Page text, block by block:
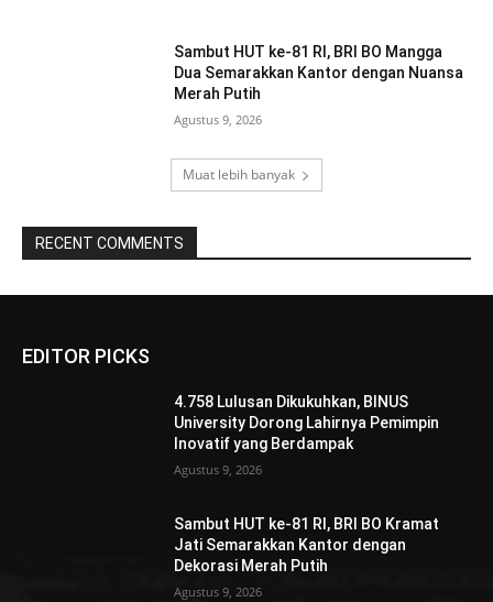
Sambut HUT ke-81 RI, BRI BO Mangga
Dua Semarakkan Kantor dengan Nuansa
Merah Putih
Agustus 9, 2026
Muat lebih banyak
RECENT COMMENTS
EDITOR PICKS
4.758 Lulusan Dikukuhkan, BINUS
University Dorong Lahirnya Pemimpin
Inovatif yang Berdampak
Agustus 9, 2026
Sambut HUT ke-81 RI, BRI BO Kramat
Jati Semarakkan Kantor dengan
Dekorasi Merah Putih
Agustus 9, 2026